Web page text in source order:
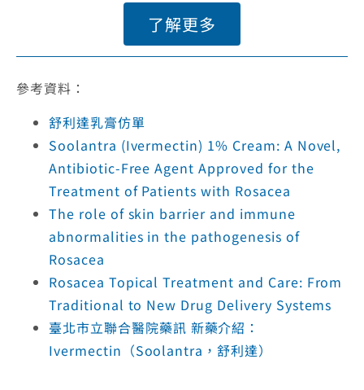
了解更多
參考資料：
舒利達乳膏仿單
Soolantra (Ivermectin) 1% Cream: A Novel,
Antibiotic-Free Agent Approved for the
Treatment of Patients with Rosacea
The role of skin barrier and immune
abnormalities in the pathogenesis of
Rosacea
Rosacea Topical Treatment and Care: From
Traditional to New Drug Delivery Systems
臺北市立聯合醫院藥訊 新藥介紹：
Ivermectin（Soolantra，舒利達）